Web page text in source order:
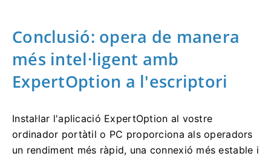
Conclusió: opera de manera
més intel·ligent amb
ExpertOption a l'escriptori
Instal·lar l'aplicació ExpertOption al vostre
ordinador portàtil o PC proporciona als operadors
un rendiment més ràpid, una connexió més estable i